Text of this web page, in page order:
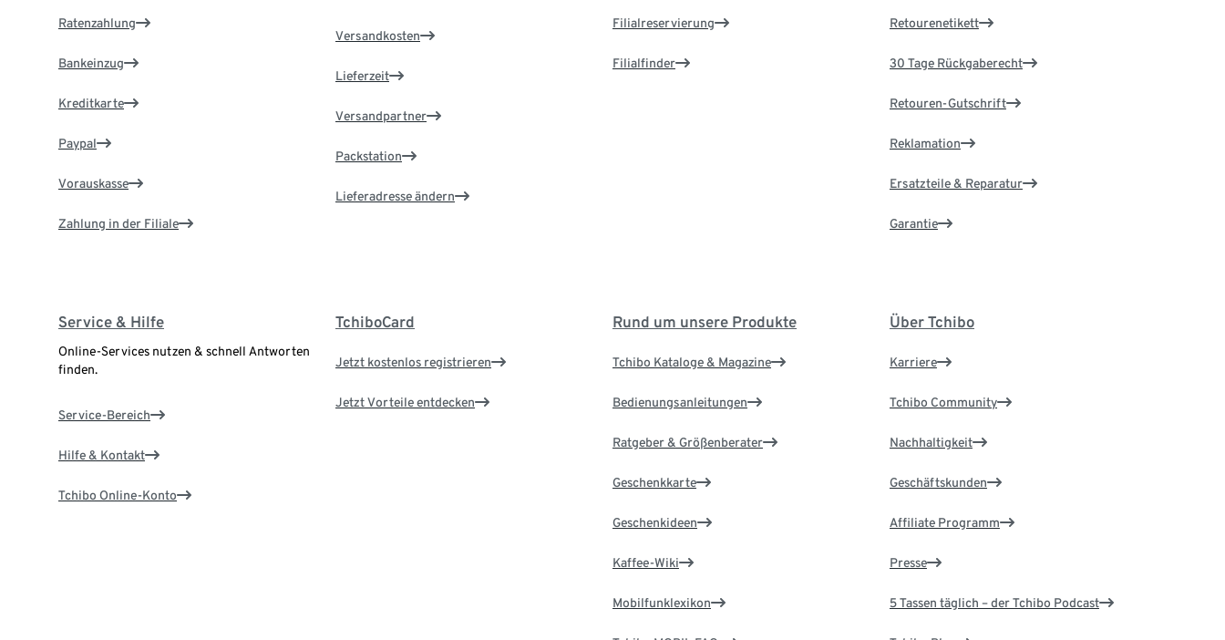
Ratenzahlung
Bankeinzug
Kreditkarte
Paypal
Vorauskasse
Zahlung in der Filiale
Versandkosten
Lieferzeit
Versandpartner
Packstation
Lieferadresse ändern
Filialreservierung
Filialfinder
Retourenetikett
30 Tage Rückgaberecht
Retouren-Gutschrift
Reklamation
Ersatzteile & Reparatur
Garantie
Service & Hilfe
Online-Services nutzen & schnell Antworten
finden.
Service-Bereich
Hilfe & Kontakt
Tchibo Online-Konto
TchiboCard
Jetzt kostenlos registrieren
Jetzt Vorteile entdecken
Rund um unsere Produkte
Tchibo Kataloge & Magazine
Bedienungsanleitungen
Ratgeber & Größenberater
Geschenkkarte
Geschenkideen
Kaffee-Wiki
Mobilfunklexikon
Über Tchibo
Karriere
Tchibo Community
Nachhaltigkeit
Geschäftskunden
Affiliate Programm
Presse
5 Tassen täglich – der Tchibo Podcast